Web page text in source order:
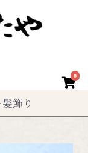
0
飾り